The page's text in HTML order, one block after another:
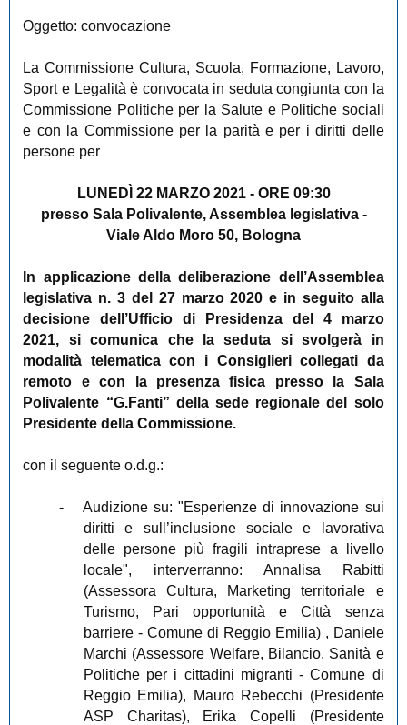
Oggetto: convocazione
La Commissione Cultura, Scuola, Formazione, Lavoro,
Sport e Legalità è convocata in seduta congiunta con la
Commissione Politiche per la Salute e Politiche sociali
e con la Commissione per la parità e per i diritti delle
persone per
LUNEDÌ 22 MARZO 2021 - ORE 09:30
presso Sala Polivalente, Assemblea legislativa -
Viale Aldo Moro 50, Bologna
In applicazione della deliberazione dell’Assemblea
legislativa n. 3 del 27 marzo 2020 e in seguito alla
decisione dell’Ufficio di Presidenza del 4 marzo
2021, si comunica che la seduta si svolgerà in
modalità telematica con i Consiglieri collegati da
remoto e con la presenza fisica presso la Sala
Polivalente “G.Fanti” della sede regionale del solo
Presidente della Commissione.
con il seguente o.d.g.:
-
Audizione su: "Esperienze di innovazione sui
diritti e sull’inclusione sociale e lavorativa
delle persone più fragili intraprese a livello
locale", interverranno: Annalisa Rabitti
(Assessora Cultura, Marketing territoriale e
Turismo, Pari opportunità e Città senza
barriere - Comune di Reggio Emilia) , Daniele
Marchi (Assessore Welfare, Bilancio, Sanità e
Politiche per i cittadini migranti - Comune di
Reggio Emilia), Mauro Rebecchi (Presidente
ASP Charitas), Erika Copelli (Presidente